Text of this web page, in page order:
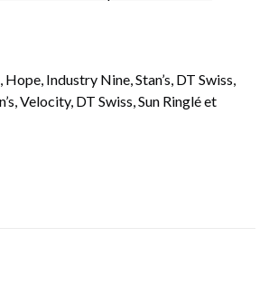
Industry Nine, Stan’s, DT Swiss,
Velocity, DT Swiss, Sun Ringlé et